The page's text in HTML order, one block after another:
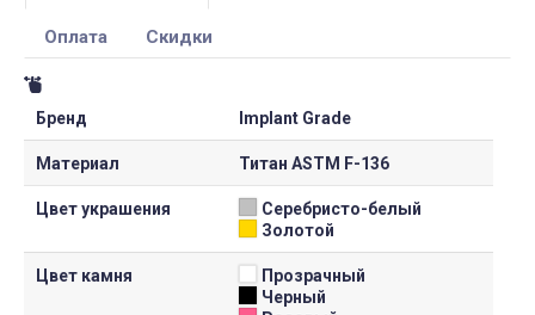
Оплата Скидки
Бренд Implant Grade
Материал Титан ASTM F-136
Цвет украшения
Серебристо-белый
Золотой
Цвет камня
Прозрачный
Черный